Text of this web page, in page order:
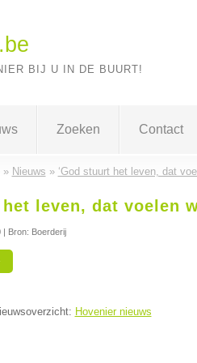
.be
BIJ U IN DE BUURT!
Zoeken Contact
» Nieuws » ‘God stuurt het leven, dat
leven, dat voelen
| Bron: Boerderij
Hovenier nieuws